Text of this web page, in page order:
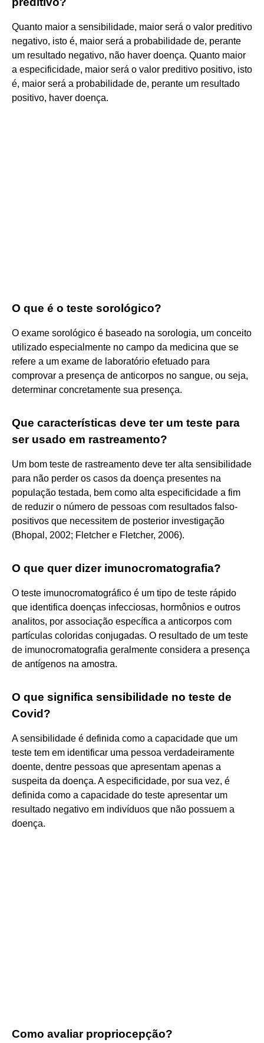
Quanto maior a sensibilidade, maior será o valor preditivo
negativo, isto é, maior será a probabilidade de, perante
um resultado negativo, não haver doença. Quanto maior
a especificidade, maior será o valor preditivo positivo, isto
é, maior será a probabilidade de, perante um resultado
positivo, haver doença.
O que é o teste sorológico?
O exame sorológico é baseado na sorologia, um conceito
utilizado especialmente no campo da medicina que se
refere a um exame de laboratório efetuado para
comprovar a presença de anticorpos no sangue, ou seja,
determinar concretamente sua presença.
Que características deve ter um teste para
ser usado em rastreamento?
Um bom teste de rastreamento deve ter alta sensibilidade
para não perder os casos da doença presentes na
população testada, bem como alta especificidade a fim
de reduzir o número de pessoas com resultados falso-
positivos que necessitem de posterior investigação
(Bhopal, 2002; Fletcher e Fletcher, 2006).
O que quer dizer imunocromatografia?
O teste imunocromatográfico é um tipo de teste rápido
que identifica doenças infecciosas, hormônios e outros
analitos, por associação específica a anticorpos com
partículas coloridas conjugadas. O resultado de um teste
de imunocromatografia geralmente considera a presença
de antígenos na amostra.
O que significa sensibilidade no teste de
Covid?
A sensibilidade é definida como a capacidade que um
teste tem em identificar uma pessoa verdadeiramente
doente, dentre pessoas que apresentam apenas a
suspeita da doença. A especificidade, por sua vez, é
definida como a capacidade do teste apresentar um
resultado negativo em indivíduos que não possuem a
doença.
Como avaliar propriocepção?